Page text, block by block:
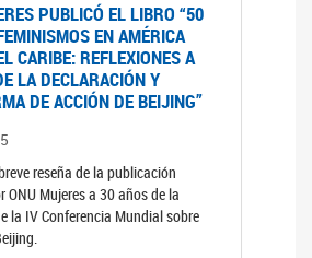
PUBLICÓ EL LIBRO “50
EN AMÉRICA
CARIBE: REFLEXIONES A
LA DECLARACIÓN Y
DE ACCIÓN DE BEIJING”
reseña de la publicación
ONU Mujeres a 30 años de la
la IV Conferencia Mundial sobre